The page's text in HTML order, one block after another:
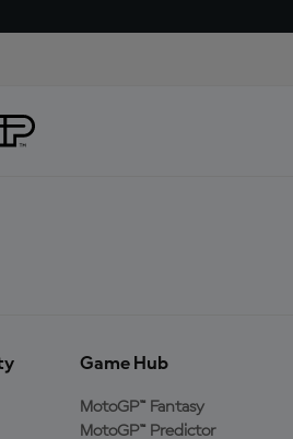
Game Hub
MotoGP™ Fantasy
MotoGP™ Predictor